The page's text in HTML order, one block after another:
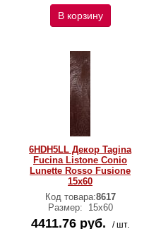
В корзину
6HDH5LL Декор Tagina
Fucina Listone Conio
Lunette Rosso Fusione
15x60
Код товара:8617
Размер:
15x60
4411.76 руб. / шт.